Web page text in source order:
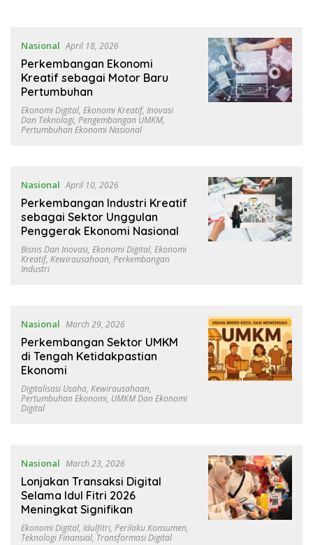
Nasional April 18, 2026
Perkembangan Ekonomi
Kreatif sebagai Motor Baru
Pertumbuhan
Ekonomi Digital, Ekonomi Kreatif, Inovasi
Dan Teknologi, Pengembangan UMKM,
Pertumbuhan Ekonomi Nasional
Nasional April 10, 2026
Perkembangan Industri Kreatif
sebagai Sektor Unggulan
Penggerak Ekonomi Nasional
Bisnis Dan Inovasi, Ekonomi Digital, Ekonomi
Kreatif, Kewirausahaan, Perkembangan
Industri
Nasional March 29, 2026
Perkembangan Sektor UMKM
di Tengah Ketidakpastian
Ekonomi
Digitalisasi Usaha, Kewirausahaan,
Pertumbuhan Ekonomi, UMKM Dan Ekonomi
Digital
Nasional March 23, 2026
Lonjakan Transaksi Digital
Selama Idul Fitri 2026
Meningkat Signifikan
Ekonomi Digital, Idulfitri, Perilaku Konsumen,
Teknologi Finansial, Transformasi Digital